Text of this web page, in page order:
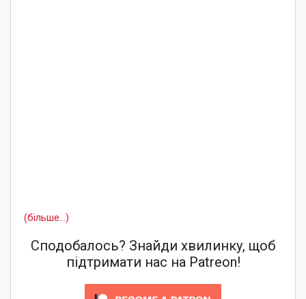
(більше…)
Сподобалось? Знайди хвилинку, щоб
підтримати нас на Patreon!